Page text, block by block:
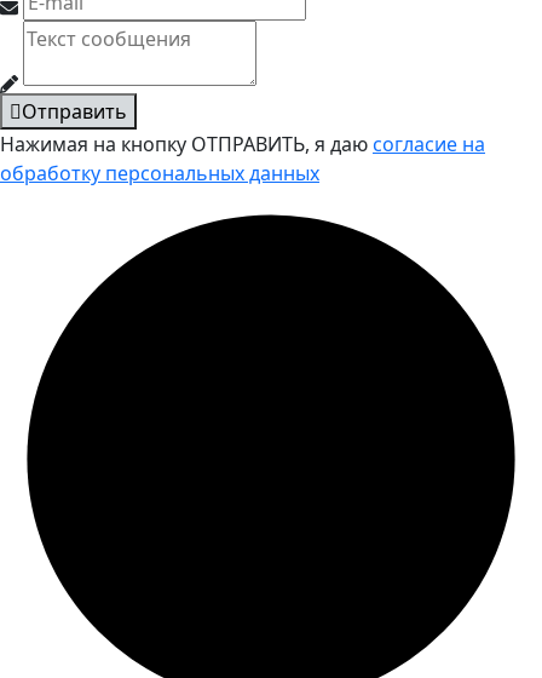
Отправить
Нажимая на кнопку ОТПРАВИТЬ, я даюсогласие на
обработку персональных данных